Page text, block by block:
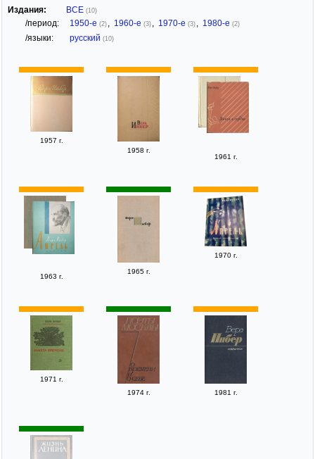
Издания: ВСЕ (10)
/период: 1950-е (2) 1960-е (3) 1970-е (3) 1980-е (2)
/языки: русский (10)
1957 г.
1958 г.
1961 г.
1963 г.
1965 г.
1970 г.
1971 г.
1974 г.
1981 г.